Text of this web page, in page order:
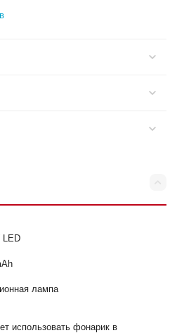
LED
лампа
использовать фонарик в